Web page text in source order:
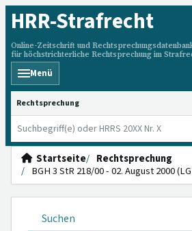
HRR-Strafrecht
Online-Zeitschrift und
für höchstrichterliche Rechtsprechung im
Menü
HRRS durchsuchen
Startseite
Rechtsprechung
BGH 3 StR 218/00 - 02. August 2000
Suchen